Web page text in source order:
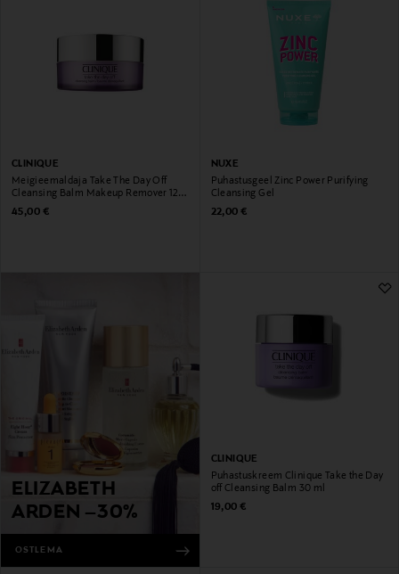
CLINIQUE
Meigieemaldaja Take The Day Off
Cleansing Balm Makeup Remover 125
ml
Original Price
45,00 €
NUXE
Puhastusgeel Zinc Power Purifying
Cleansing Gel
Original Price
22,00 €
ELIZABETH
ARDEN –30%
OSTLEMA
CLINIQUE
Puhastuskreem Clinique Take the Day
off Cleansing Balm 30 ml
Original Price
19,00 €